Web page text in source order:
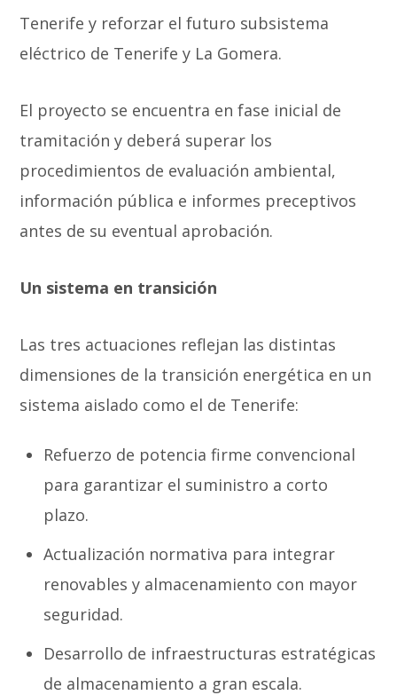
Tenerife y reforzar el futuro subsistema
eléctrico de Tenerife y La Gomera.
El proyecto se encuentra en fase inicial de
tramitación y deberá superar los
procedimientos de evaluación ambiental,
información pública e informes preceptivos
antes de su eventual aprobación.
Un sistema en transición
Las tres actuaciones reflejan las distintas
dimensiones de la transición energética en un
sistema aislado como el de Tenerife:
Refuerzo de potencia firme convencional
para garantizar el suministro a corto
plazo.
Actualización normativa para integrar
renovables y almacenamiento con mayor
seguridad.
Desarrollo de infraestructuras estratégicas
de almacenamiento a gran escala.